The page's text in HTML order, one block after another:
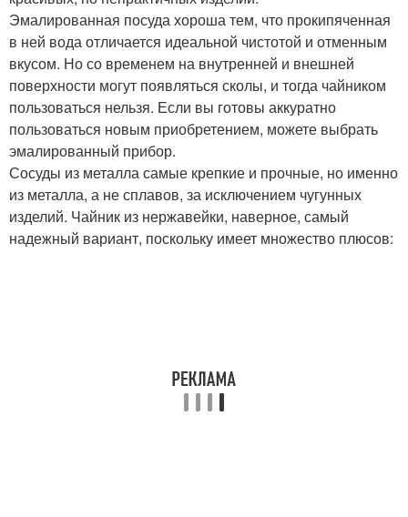
Эмалированная посуда хороша тем, что прокипяченная
в ней вода отличается идеальной чистотой и отменным
вкусом. Но со временем на внутренней и внешней
поверхности могут появляться сколы, и тогда чайником
пользоваться нельзя. Если вы готовы аккуратно
пользоваться новым приобретением, можете выбрать
эмалированный прибор.
Сосуды из металла самые крепкие и прочные, но именно
из металла, а не сплавов, за исключением чугунных
изделий. Чайник из нержавейки, наверное, самый
надежный вариант, поскольку имеет множество плюсов: